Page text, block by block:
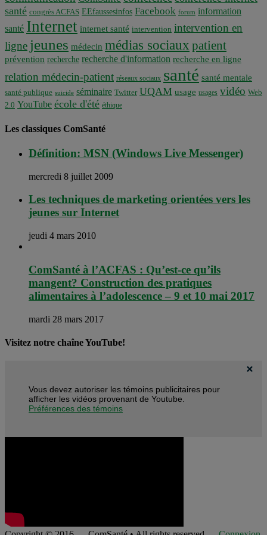
santé congrès ACFAS EEfaussesinfos Facebook forum information
santé Internet internet santé intervention intervention en
ligne jeunes médecin médias sociaux patient
prévention recherche recherche d'information recherche en ligne
relation médecin-patient réseaux sociaux santé santé mentale
santé publique suicide séminaire Twitter UQAM usage usages vidéo Web
2.0 YouTube école d'été éthique
Les classiques ComSanté
Définition: MSN (Windows Live Messenger)
mercredi 8 juillet 2009
Les techniques de marketing orientées vers les
jeunes sur Internet
jeudi 4 mars 2010
ComSanté à l’ACFAS : Qu’est-ce qu’ils
mangent? Construction des pratiques
alimentaires à l’adolescence – 9 et 10 mai 2017
mardi 28 mars 2017
Visitez notre chaîne YouTube!
Vous devez autoriser les témoins publicitaires pour
afficher les vidéos provenant de Youtube.
Préférences des témoins